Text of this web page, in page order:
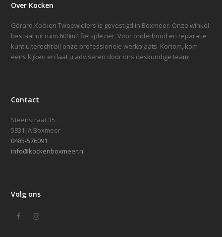
Over Kocken
Gérard Kocken Tweewielers is gevestigd in Boxmeer. Onze winkel
bestaat uit ruim 600m2 fietsplezier. Voor onderhoud en reparatie
kunt u terecht bij onze professionele werkplaats. Kortom, kom
eens kijken en laat u adviseren door ons deskundige team!
Contact
Steenstraat 35
5831 JA Boxmeer
0485-576091
info@kockenboxmeer.nl
Volg ons
FacebookInstagram